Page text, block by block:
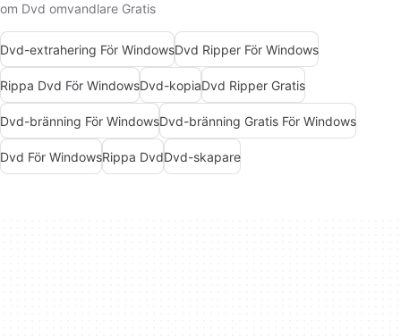
om Dvd omvandlare Gratis
Dvd-extrahering För WindowsDvd Ripper För Windows
Rippa Dvd För WindowsDvd-kopiaDvd Ripper Gratis
Dvd-bränning För WindowsDvd-bränning Gratis För Windows
Dvd För WindowsRippa DvdDvd-skapare